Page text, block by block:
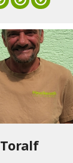
Toralf